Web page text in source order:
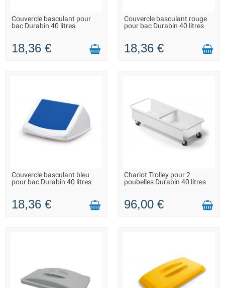
LIVRAISON 2 À 3 JOURS
Couvercle basculant pour
bac Durabin 40 litres
18,36 €
SUR COMMANDE - LIVRAISON
SOUS 15 JOURS
Couvercle basculant rouge
pour bac Durabin 40 litres
18,36 €
SUR COMMANDE - LIVRAISON
SOUS 10 JOURS
Couvercle basculant bleu
pour bac Durabin 40 litres
18,36 €
SUR COMMANDE - LIVRAISON
SOUS 15 JOURS
Chariot Trolley pour 2
poubelles Durabin 40 litres
96,00 €